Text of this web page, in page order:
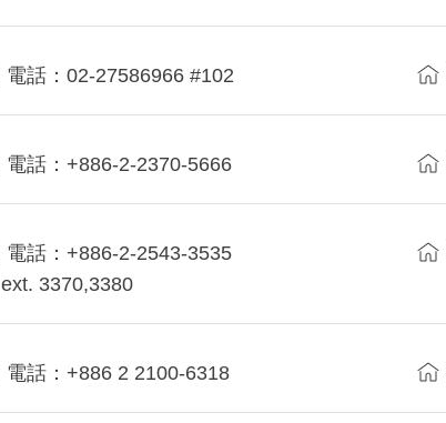
電話：02-27586966 #102
電話：+886-2-2370-5666
電話：+886-2-2543-3535
ext. 3370,3380
電話：+886 2 2100-6318